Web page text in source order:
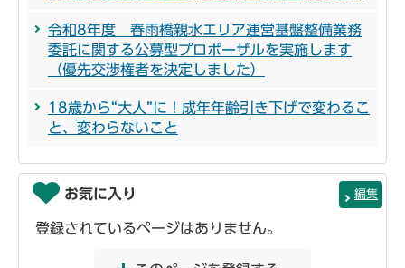
令和8年度 春雨橋親水エリア運営基盤整備業務
委託に関する公募型プロポーザルを実施します
（優先交渉権者を決定しました）
18歳から“大人”に！成年年齢引き下げで変わるこ
と、変わらないこと
お気に入り 編集
登録されているページはありません。